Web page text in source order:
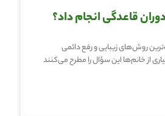
دوران قاعدگی انجام داد؟
روش‌های زیبایی و رفع دائمی
از خانم‌ها این سؤال را مطرح می‌کنند